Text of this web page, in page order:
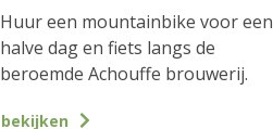
Huur een mountainbike voor een
halve dag en fiets langs de
beroemde Achouffe brouwerij.
bekijken